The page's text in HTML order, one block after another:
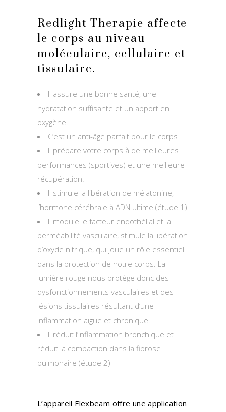
Redlight Therapie affecte
le corps au niveau
moléculaire, cellulaire et
tissulaire.
Il assure une bonne santé, une
hydratation suffisante et un apport en
oxygène.
C’est un anti-âge parfait pour le corps
Il prépare votre corps à de meilleures
performances (sportives) et une meilleure
récupération.
Il stimule la libération de mélatonine,
l’hormone cérébrale à ADN ultime (étude 1)
Il module le facteur endothélial et la
perméabilité vasculaire, stimule la libération
d’oxyde nitrique, qui joue un rôle essentiel
dans la protection de notre corps. La
lumière rouge nous protège donc des
dysfonctionnements vasculaires et des
lésions tissulaires résultant d’une
inflammation aiguë et chronique.
Il réduit l’inflammation bronchique et
réduit la compaction dans la fibrose
pulmonaire (étude 2)
L’appareil Flexbeam offre une application